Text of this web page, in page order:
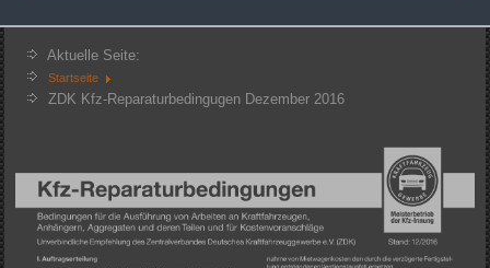
Aktuelle Seite:
Startseite
ZDK Kfz-Reparaturbedingugen Dezember 2016